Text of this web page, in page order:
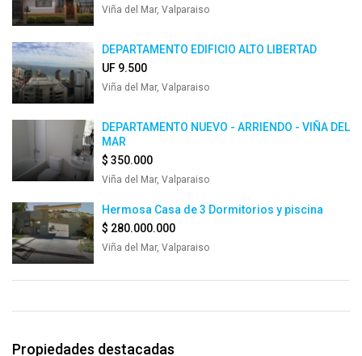
Viña del Mar, Valparaiso
DEPARTAMENTO EDIFICIO ALTO LIBERTAD
UF 9.500
Viña del Mar, Valparaiso
DEPARTAMENTO NUEVO - ARRIENDO - VIÑA DEL
MAR
$ 350.000
Viña del Mar, Valparaiso
Hermosa Casa de 3 Dormitorios y piscina
$ 280.000.000
Viña del Mar, Valparaiso
Propiedades destacadas